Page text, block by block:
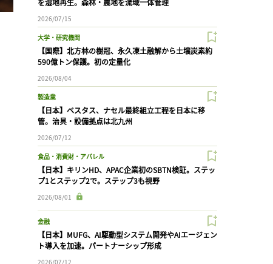
を湿地再生。森林・農地を流域一体管理
2026/07/15
大学・研究機関
【国際】北方林の樹冠、永久凍土融解から土壌炭素約
590億トン保護。初の定量化
2026/08/04
製造業
【日本】ベスタス、ナセル最終組立工程を日本に移
管。治具・設備拠点は北九州
2026/07/12
食品・消費財・アパレル
【日本】キリンHD、APAC企業初のSBTN検証。ステッ
プ1とステップ2で。ステップ3も視野
2026/08/01
金融
【日本】MUFG、AI駆動型システム開発やAIエージェン
ト導入を加速。パートナーシップ形成
2026/07/12